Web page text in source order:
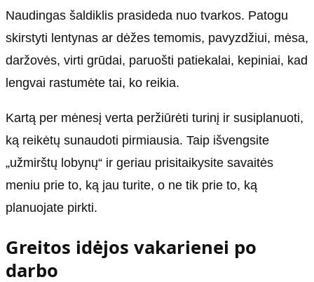
Naudingas šaldiklis prasideda nuo tvarkos. Patogu
skirstyti lentynas ar dėžes temomis, pavyzdžiui, mėsa,
daržovės, virti grūdai, paruošti patiekalai, kepiniai, kad
lengvai rastumėte tai, ko reikia.
Kartą per mėnesį verta peržiūrėti turinį ir susiplanuoti,
ką reikėtų sunaudoti pirmiausia. Taip išvengsite
„užmirštų lobynų“ ir geriau prisitaikysite savaitės
meniu prie to, ką jau turite, o ne tik prie to, ką
planuojate pirkti.
Greitos idėjos vakarienei po
darbo